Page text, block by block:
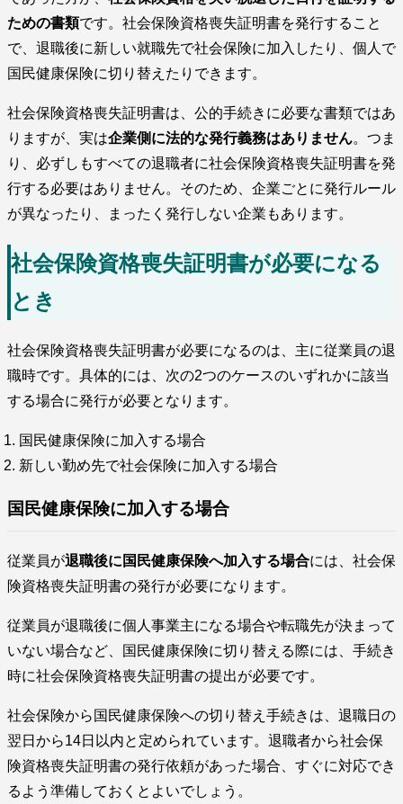
ための書類です。社会保険資格喪失証明書を発行すること
で、退職後に新しい就職先で社会保険に加入したり、個人で
国民健康保険に切り替えたりできます。
社会保険資格喪失証明書は、公的手続きに必要な書類ではあ
りますが、実は企業側に法的な発行義務はありません。つま
り、必ずしもすべての退職者に社会保険資格喪失証明書を発
行する必要はありません。そのため、企業ごとに発行ルール
が異なったり、まったく発行しない企業もあります。
社会保険資格喪失証明書が必要になる
とき
社会保険資格喪失証明書が必要になるのは、主に従業員の退
職時です。具体的には、次の2つのケースのいずれかに該当
する場合に発行が必要となります。
国民健康保険に加入する場合
新しい勤め先で社会保険に加入する場合
国民健康保険に加入する場合
従業員が退職後に国民健康保険へ加入する場合には、社会保
険資格喪失証明書の発行が必要になります。
従業員が退職後に個人事業主になる場合や転職先が決まって
いない場合など、国民健康保険に切り替える際には、手続き
時に社会保険資格喪失証明書の提出が必要です。
社会保険から国民健康保険への切り替え手続きは、退職日の
翌日から14日以内と定められています。退職者から社会保
険資格喪失証明書の発行依頼があった場合、すぐに対応でき
るよう準備しておくとよいでしょう。